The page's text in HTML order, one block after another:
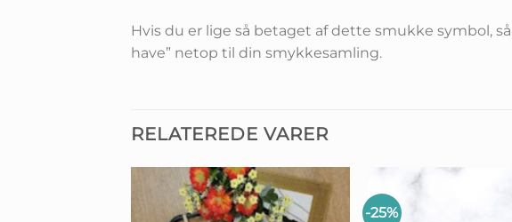
Hvis du er lige så betaget af dette smukke symbol,
have” netop til din smykkesamling.
RELATEREDE VARER
-25%